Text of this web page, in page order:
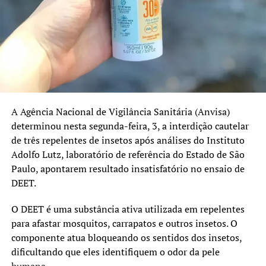
recomendados.
No Rio Grande do Sul, as coberturas registradas em 2025
Pentavalente: 91%
Pneumocócica: 96%
Tríplice Viral: 95%
HPV e sarampo recebem atenção especial
Além da atualização das vacinas de rotina, a campanha
HPV e o sarampo.
O prazo da estratégia extraordinária de vacinação contra
o HPV foi ampliado até 31 de dezembro de 2026 para
A Agência Nacional de Vigilância Sanitária (Anvisa)
determinou nesta segunda-feira, 3, a interdição cautelar
de três repelentes de insetos após análises do Instituto
Adolfo Lutz, laboratório de referência do Estado de São
Paulo, apontarem resultado insatisfatório no ensaio de
DEET.
O DEET é uma substância ativa utilizada em repelentes
para afastar mosquitos, carrapatos e outros insetos. O
componente atua bloqueando os sentidos dos insetos,
dificultando que eles identifiquem o odor da pele